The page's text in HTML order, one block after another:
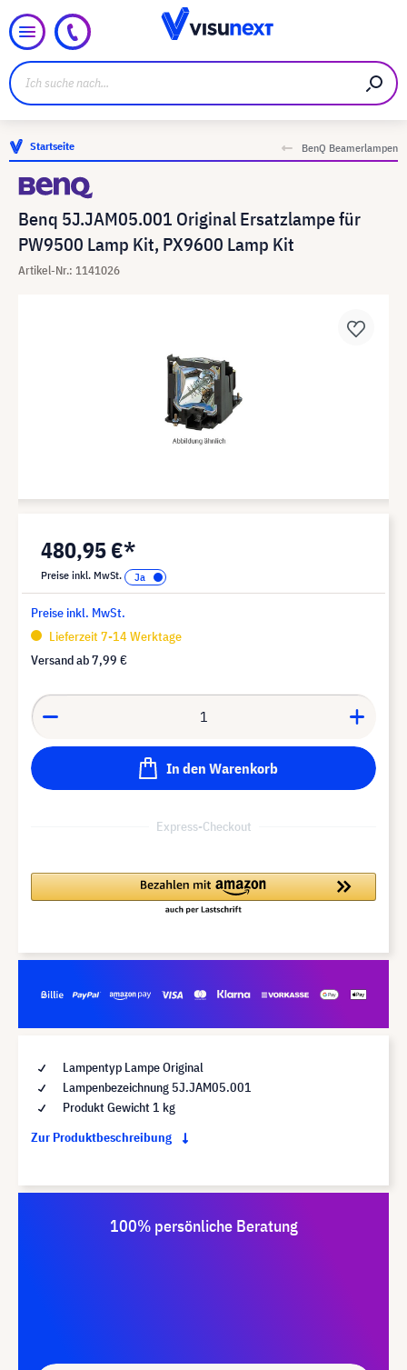
Startseite BenQ Beamerlampen
Benq 5J.JAM05.001 Original Ersatzlampe für
PW9500 Lamp Kit, PX9600 Lamp Kit
Artikel-Nr.: 1141026
480,95 €*
Preise inkl. MwSt.
Preise inkl. MwSt.
Lieferzeit 7-14 Werktage
Versand ab7,99 €
In den Warenkorb
Express-Checkout
Lampentyp Lampe Original
Lampenbezeichnung 5J.JAM05.001
Produkt Gewicht 1 kg
Zur Produktbeschreibung
100% persönliche Beratung